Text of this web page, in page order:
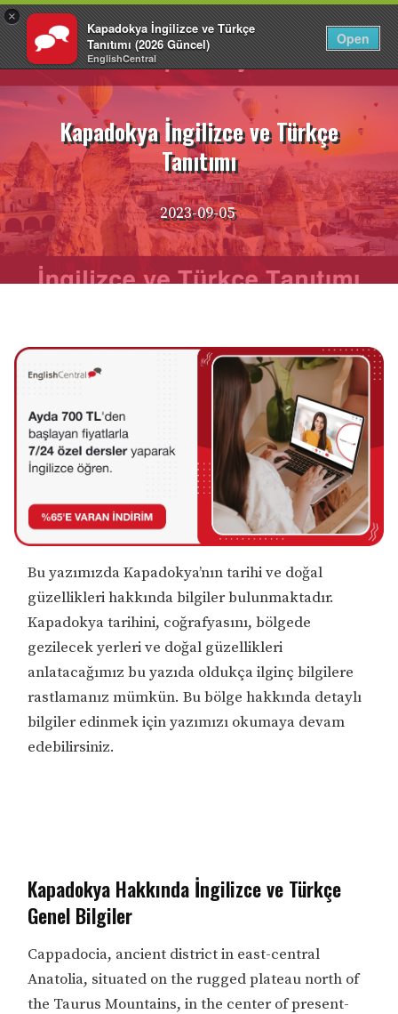
×
Kapadokya İngilizce ve Türkçe
Tanıtımı (2026 Güncel)
EnglishCentral
Open
Giriş Yap TR
İçeriğe
atla
Kapadokya İngilizce ve Türkçe
Tanıtımı
2023-09-05
Bu yazımızda Kapadokya’nın tarihi ve doğal
güzellikleri hakkında bilgiler bulunmaktadır.
Kapadokya tarihini, coğrafyasını, bölgede
gezilecek yerleri ve doğal güzellikleri
anlatacağımız bu yazıda oldukça ilginç bilgilere
rastlamanız mümkün. Bu bölge hakkında detaylı
bilgiler edinmek için yazımızı okumaya devam
edebilirsiniz.
Kapadokya Hakkında İngilizce ve Türkçe
Genel Bilgiler
Cappadocia, ancient district in east-central
Anatolia, situated on the rugged plateau north of
the Taurus Mountains, in the center of present-